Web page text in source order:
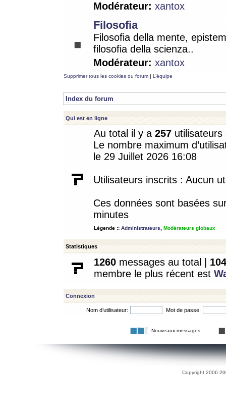
Modérateur: xantox
Filosofia
Filosofia della mente,
filosofia della scienza..
Modérateur: xantox
Supprimer tous les cookies du forum | L’équipe
Index du forum
Qui est en ligne
Au total il y a 257
Le nombre maximum
le 29 Juillet 2026 16:08
Utilisateurs inscrits : Aucun
Ces données sont basées
minutes
Légende :: Administrateurs Modérateurs globaux
Statistiques
1260 messages au total | 104
membre le plus récent est
Connexion
Nom d’utilisateur: Mot de passe:
Nouveaux messages
Copyright 2006-